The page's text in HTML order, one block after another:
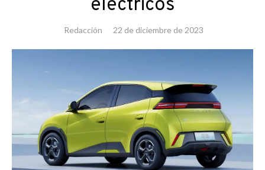
eléctricos
Redacción 22 de diciembre de 2023